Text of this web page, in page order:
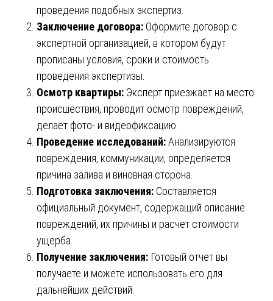
проведения подобных экспертиз.
Заключение договора: Оформите договор с
экспертной организацией, в котором будут
прописаны условия, сроки и стоимость
проведения экспертизы.
Осмотр квартиры: Эксперт приезжает на место
происшествия, проводит осмотр повреждений,
делает фото- и видеофиксацию.
Проведение исследований:Анализируются
повреждения, коммуникации, определяется
причина залива и виновная сторона.
Подготовка заключения: Составляется
официальный документ, содержащий описание
повреждений, их причины и расчет стоимости
ущерба.
Получение заключения: Готовый отчет вы
получаете и можете использовать его для
дальнейших действий.